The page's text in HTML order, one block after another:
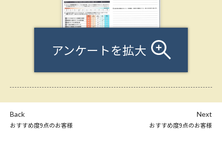
アンケートを拡大
Back
おすすめ度9点のお客様
Next
おすすめ度9点のお客様